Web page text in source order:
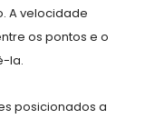
A velocidade
os pontos e o
la.
posicionados a